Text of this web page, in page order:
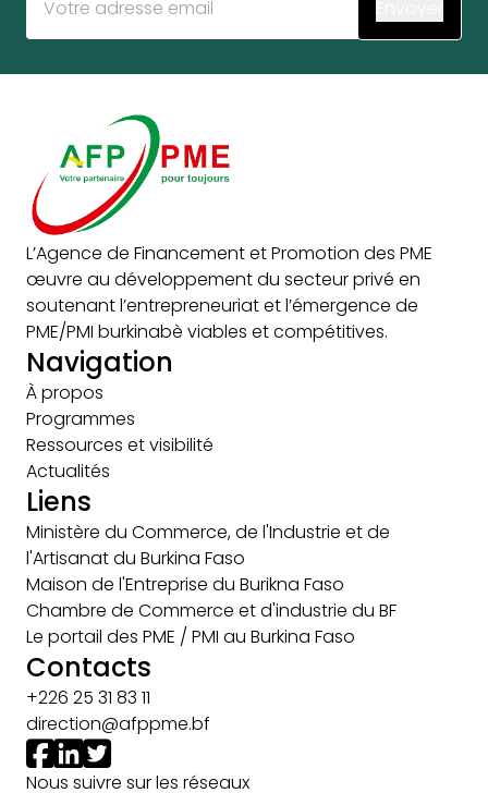
L’Agence de Financement et Promotion des PME
œuvre au développement du secteur privé en
soutenant l’entrepreneuriat et l’émergence de
PME/PMI burkinabè viables et compétitives.
Navigation
À propos
Programmes
Ressources et visibilité
Actualités
Liens
Ministère du Commerce, de l'Industrie et de
l'Artisanat du Burkina Faso
Maison de l'Entreprise du Burikna Faso
Chambre de Commerce et d'industrie du BF
Le portail des PME / PMI au Burkina Faso
Contacts
+226 25 31 83 11
direction@afppme.bf
Nous suivre sur les réseaux